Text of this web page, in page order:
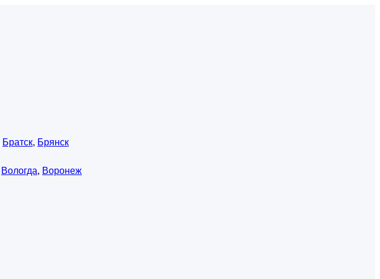
Братск, Брянск
Вологда, Воронеж